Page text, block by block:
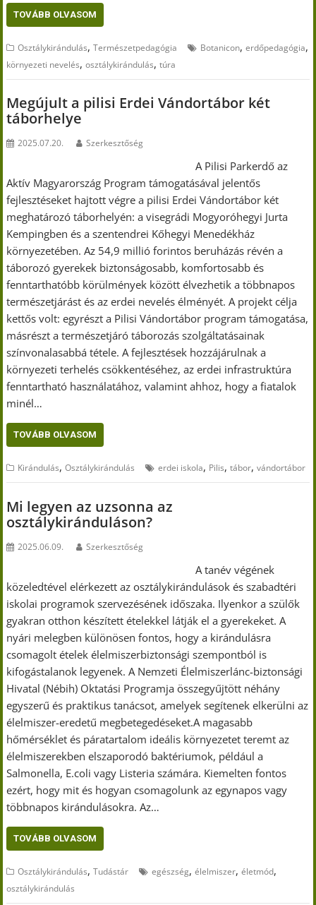
TOVÁBB OLVASOM
Osztálykirándulás,Természetpedagógia Botanicon,erdőpedagógia,
környezeti nevelés,osztálykirándulás,túra
Megújult a pilisi Erdei Vándortábor két
táborhelye
2025.07.20. Szerkesztőség
A Pilisi Parkerdő az
Aktív Magyarország Program támogatásával jelentős
fejlesztéseket hajtott végre a pilisi Erdei Vándortábor két
meghatározó táborhelyén: a visegrádi Mogyoróhegyi Jurta
Kempingben és a szentendrei Kőhegyi Menedékház
környezetében. Az 54,9 millió forintos beruházás révén a
táborozó gyerekek biztonságosabb, komfortosabb és
fenntarthatóbb körülmények között élvezhetik a többnapos
természetjárást és az erdei nevelés élményét. A projekt célja
kettős volt: egyrészt a Pilisi Vándortábor program támogatása,
másrészt a természetjáró táborozás szolgáltatásainak
színvonalasabbá tétele. A fejlesztések hozzájárulnak a
környezeti terhelés csökkentéséhez, az erdei infrastruktúra
fenntartható használatához, valamint ahhoz, hogy a fiatalok
minél…
TOVÁBB OLVASOM
Kirándulás,Osztálykirándulás erdei iskola, Pilis,tábor,vándortábor
Mi legyen az uzsonna az
osztálykiránduláson?
2025.06.09. Szerkesztőség
A tanév végének
közeledtével elérkezett az osztálykirándulások és szabadtéri
iskolai programok szervezésének időszaka. Ilyenkor a szülők
gyakran otthon készített ételekkel látják el a gyerekeket. A
nyári melegben különösen fontos, hogy a kirándulásra
csomagolt ételek élelmiszerbiztonsági szempontból is
kifogástalanok legyenek. A Nemzeti Élelmiszerlánc-biztonsági
Hivatal (Nébih) Oktatási Programja összegyűjtött néhány
egyszerű és praktikus tanácsot, amelyek segítenek elkerülni az
élelmiszer-eredetű megbetegedéseket.A magasabb
hőmérséklet és páratartalom ideális környezetet teremt az
élelmiszerekben elszaporodó baktériumok, például a
Salmonella, E.coli vagy Listeria számára. Kiemelten fontos
ezért, hogy mit és hogyan csomagolunk az egynapos vagy
többnapos kirándulásokra. Az…
TOVÁBB OLVASOM
Osztálykirándulás,Tudástár egészség,élelmiszer,életmód,
osztálykirándulás